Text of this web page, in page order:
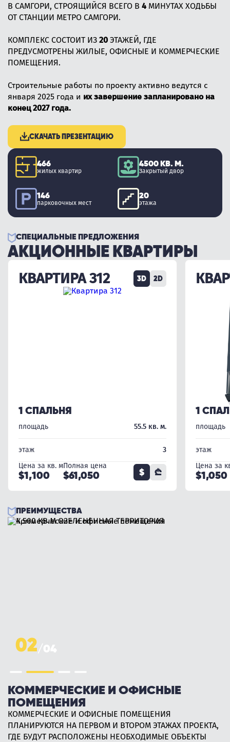
В САМГОРИ, СТРОЯЩИЙСЯ ВСЕГО В 4 МИНУТАХ ХОДЬБЫ
ОТ СТАНЦИИ МЕТРО САМГОРИ.
КОМПЛЕКС СОСТОИТ ИЗ 20 ЭТАЖЕЙ, ГДЕ
ПРЕДУСМОТРЕНЫ ЖИЛЫЕ, ОФИСНЫЕ И КОММЕРЧЕСКИЕ
ПОМЕЩЕНИЯ.
Строительные работы по проекту активно ведутся с
января 2025 года и их завершение запланировано на
конец 2027 года.
СКАЧАТЬ ПРЕЗЕНТАЦИЮ
466
жилых квартир
4500 КВ. М.
Закрытый двор
146
парковочных мест
20
этажа
СПЕЦИАЛЬНЫЕ ПРЕДЛОЖЕНИЯ
АКЦИОННЫЕ КВАРТИРЫ
КВАРТИРА 312 3D 2D
1 СПАЛЬНЯ
площадь 55.5 кв. м.
этаж
3
Цена за кв. м
$1,100
Полная цена
$61,050 $ ₾
1
площадь
этаж
Цена за
$1,050
ПРЕИМУЩЕСТВА
4,500 КВ.М ОЗЕЛЕНЁННАЯ
ТЕРРИТОРИЯ
НАШ ПРОЕКТ ОТЛИЧАЕТСЯ БОЛЬШИМ, ОГРАЖДЁННЫМ И
БЕЗОПАСНЫМ ДВОРОМ, ГДЕ ПЛАНИРУЮТСЯ ИГРОВЫЕ
ПЛОЩАДКИ ДЛЯ ДЕТЕЙ И ЗОНЫ ОТДЫХА.
КОММЕРЧЕСКИЕ И ОФИСНЫЕ
ПОМЕЩЕНИЯ
КОММЕРЧЕСКИЕ И ОФИСНЫЕ ПОМЕЩЕНИЯ
ПЛАНИРУЮТСЯ НА ПЕРВОМ И ВТОРОМ ЭТАЖАХ ПРОЕКТА,
ГДЕ БУДУТ РАСПОЛОЖЕНЫ НЕОБХОДИМЫЕ ОБЪЕКТЫ
ПАРКОВКА
ПРОЕКТ ВКЛЮЧАЕТ ДВУХУРОВНЕВУЮ ПОДЗЕМНУЮ
ОГРАЖДЁННУЮ ПАРКОВКУ НА 146 МЕСТ ДЛЯ
АВТОМОБИЛЕЙ.
03/04